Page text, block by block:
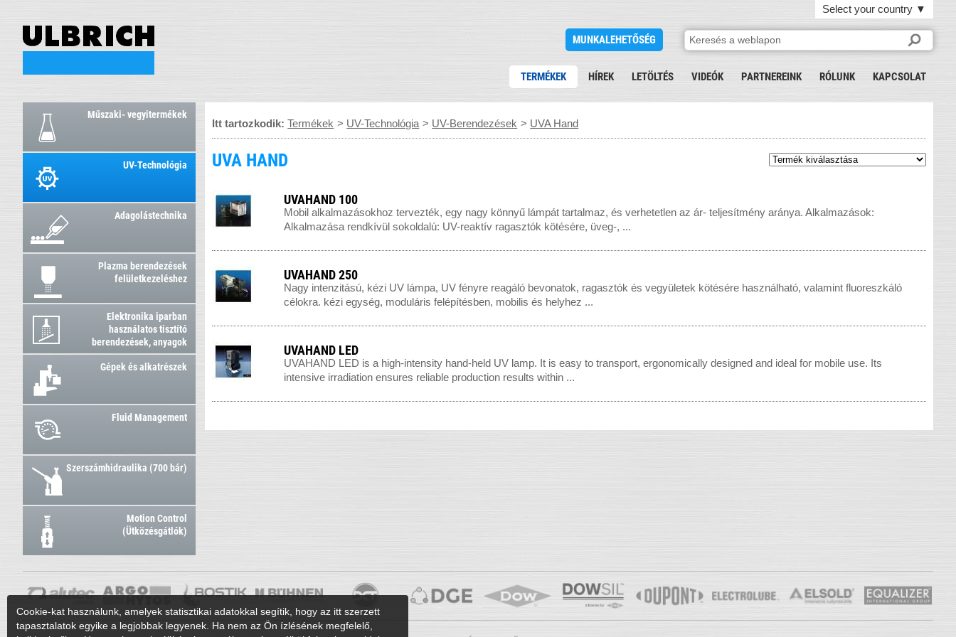
Select your country ▼
MUNKALEHETŐSÉG
TERMÉKEK HÍREK LETÖLTÉS VIDEÓK PARTNEREINK RÓLUNK KAPCSOLAT
Műszaki- vegyitermékek
UV-Technológia
Adagolástechnika
Plazma berendezések
felületkezeléshez
Elektronika iparban
használatos tisztító
berendezések, anyagok
Gépek és alkatrészek
Fluid Management
Szerszámhidraulika (700 bár)
Motion Control
(Ütközésgátlók)
Itt tartozkodik:Termékek > UV-Technológia > UV-Berendezések > UVA Hand
UVA HAND
UVAHAND 100
Mobil alkalmazásokhoz tervezték, egy nagy könnyű lámpát tartalmaz, és verhetetlen az ár- teljesítmény aránya. Alkalmazások:
Alkalmazása rendkívül sokoldalú: UV-reaktív ragasztók kötésére, üveg-, ...
UVAHAND 250
Nagy intenzitású, kézi UV lámpa, UV fényre reagáló bevonatok, ragasztók és vegyületek kötésére használható, valamint fluoreszkáló
célokra. kézi egység, moduláris felépítésben, mobilis és helyhez ...
UVAHAND LED
UVAHAND LED is a high-intensity hand-held UV lamp. It is easy to transport, ergonomically designed and ideal for mobile use. Its
intensive irradiation ensures reliable production results within ...
Cookie-kat használunk, amelyek statisztikai adatokkal segítik, hogy az itt szerzett
tapasztalatok egyike a legjobbak legyenek. Ha nem az Ön ízlésének megfelelő,